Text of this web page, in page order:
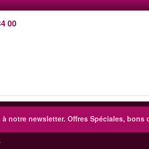
00
notre newsletter. Offres Spéciales, bons